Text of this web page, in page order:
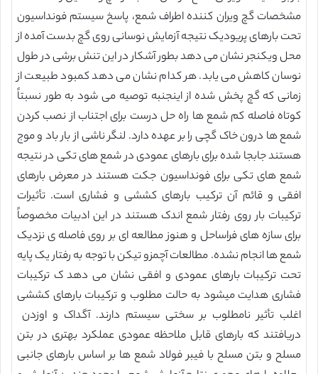
مشخصات گچ ویران کننده اطراف شمع، پاسخ سیستم فونداسیون
تحت بارهای پریودیک نتیجه آزمایش نوسانی روی گچ بدست آمده از
محل ویکنجر نشان می دهد بطور آشکار در این تنش برشی در طول
نوسان کاهش می یابد. هر کدام نشان می دهد کمبود طبیعت از
زمانی که گچ پخش شده از اینجنبه توصیه می شود به طور نسبتاً
کوتاه فاصله کم شمع ها راه حل درست برای اجتناب از نصب کردن
شمع ها درون خاک گچی را بر عهده دارد. لنگر ناشی از بار باد و موج
هستند جابجا شده برای بارهای عمودی در شمع های تکی در نتیجه
شمع های تکی برای فونداسیون جکت هستند در معرض بارهای
افقی و قائم آن ترکیب بارهای کششی و فشاری است. تأثیرات
ترکیبات بار روی رفتار شمع اندک هستند در این ادبیات مخصوصاً
برای سازه های فراساحل و هنوز مطالعه ای بر روی فاصله ی نزدیک
شمع ها انجام نشده. مطالعات آچمزو تیکن با توجه به رفتار یک پایه
تحت ترکیبات بارهای عمودی و افقی نشان می دهد ک ترکیبات
فشاری هدایت میشود به حالت مطلوب و ترکیبات بارهای کششی
اغلب تأثیر نامطلوب بر سختی سیستم دارند. آگداک و اوزدن
دریافتند که بارهای قابل ملاحظه عمودی عملکرد بهتری در بتن
مسلح و بتن مسلح با فیبر فولاد شمع ها بر اساس بارهای جانبی